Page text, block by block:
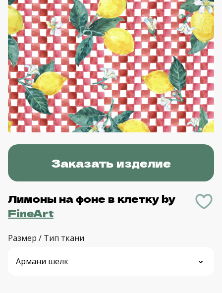
Заказать изделие
Лимоны на фоне в клеткуby
FineArt
Размер / Тип ткани